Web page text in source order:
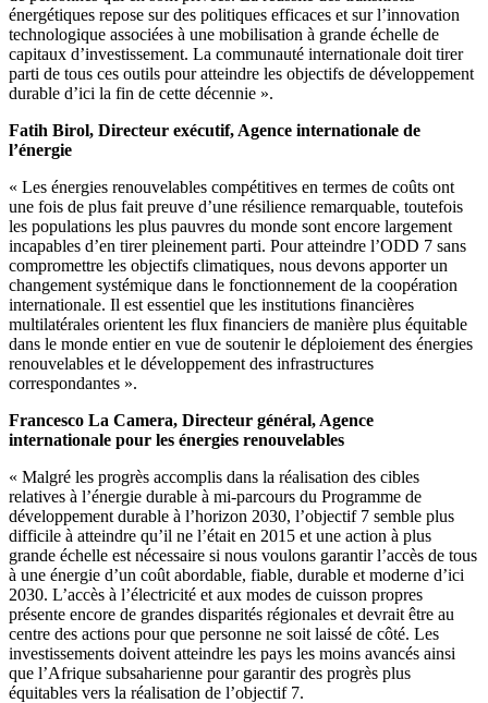
énergétiques repose sur des politiques efficaces et sur l’innovation
technologique associées à une mobilisation à grande échelle de
capitaux d’investissement. La communauté internationale doit tirer
parti de tous ces outils pour atteindre les objectifs de développement
durable d’ici la fin de cette décennie ».
Fatih Birol, Directeur exécutif, Agence internationale de
l’énergie
« Les énergies renouvelables compétitives en termes de coûts ont
une fois de plus fait preuve d’une résilience remarquable, toutefois
les populations les plus pauvres du monde sont encore largement
incapables d’en tirer pleinement parti. Pour atteindre l’ODD 7 sans
compromettre les objectifs climatiques, nous devons apporter un
changement systémique dans le fonctionnement de la coopération
internationale. Il est essentiel que les institutions financières
multilatérales orientent les flux financiers de manière plus équitable
dans le monde entier en vue de soutenir le déploiement des énergies
renouvelables et le développement des infrastructures
correspondantes ».
Francesco La Camera, Directeur général, Agence
internationale pour les énergies renouvelables
« Malgré les progrès accomplis dans la réalisation des cibles
relatives à l’énergie durable à mi-parcours du Programme de
développement durable à l’horizon 2030, l’objectif 7 semble plus
difficile à atteindre qu’il ne l’était en 2015 et une action à plus
grande échelle est nécessaire si nous voulons garantir l’accès de tous
à une énergie d’un coût abordable, fiable, durable et moderne d’ici
2030. L’accès à l’électricité et aux modes de cuisson propres
présente encore de grandes disparités régionales et devrait être au
centre des actions pour que personne ne soit laissé de côté. Les
investissements doivent atteindre les pays les moins avancés ainsi
que l’Afrique subsaharienne pour garantir des progrès plus
équitables vers la réalisation de l’objectif 7.